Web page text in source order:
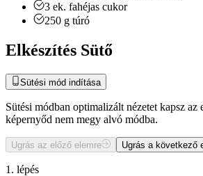
3 ek. fahéjas cukor
250 g túró
Elkészítés Sütő
Sütési mód indítása
Sütési módban optimalizált nézetet kapsz az
képernyőd nem megy alvó módba.
Ugrás az előző elemre Ugrás a következő
1. lépés